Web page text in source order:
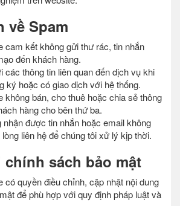
về Spam
cam kết không gửi thư rác, tin nhắn
đến khách hàng.
các thông tin liên quan đến dịch vụ khi
ký hoặc có giao dịch với hệ thống.
không bán, cho thuê hoặc chia sẻ thông
hàng cho bên thứ ba.
nhận được tin nhắn hoặc email không
liên hệ để chúng tôi xử lý kịp thời.
chính sách bảo mật
có quyền điều chỉnh, cập nhật nội dung
để phù hợp với quy định pháp luật và